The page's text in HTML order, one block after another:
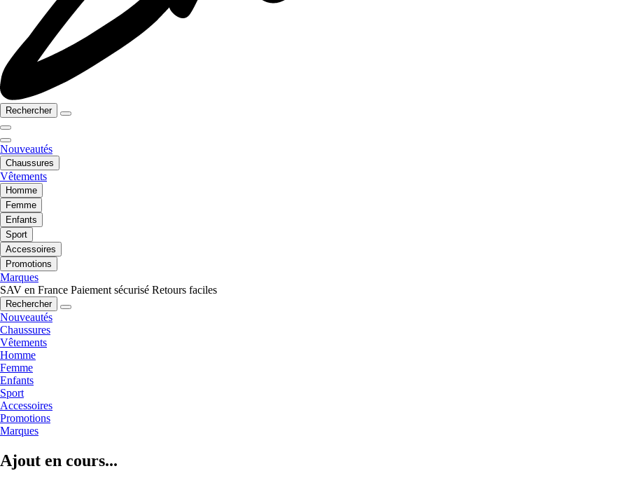
Rechercher
Nouveautés
Chaussures
Vêtements
Homme
Femme
Enfants
Sport
Accessoires
Promotions
Marques
SAV en France Paiement sécurisé Retours faciles
Rechercher
Nouveautés
Chaussures
Vêtements
Homme
Femme
Enfants
Sport
Accessoires
Promotions
Marques
Ajout en cours...